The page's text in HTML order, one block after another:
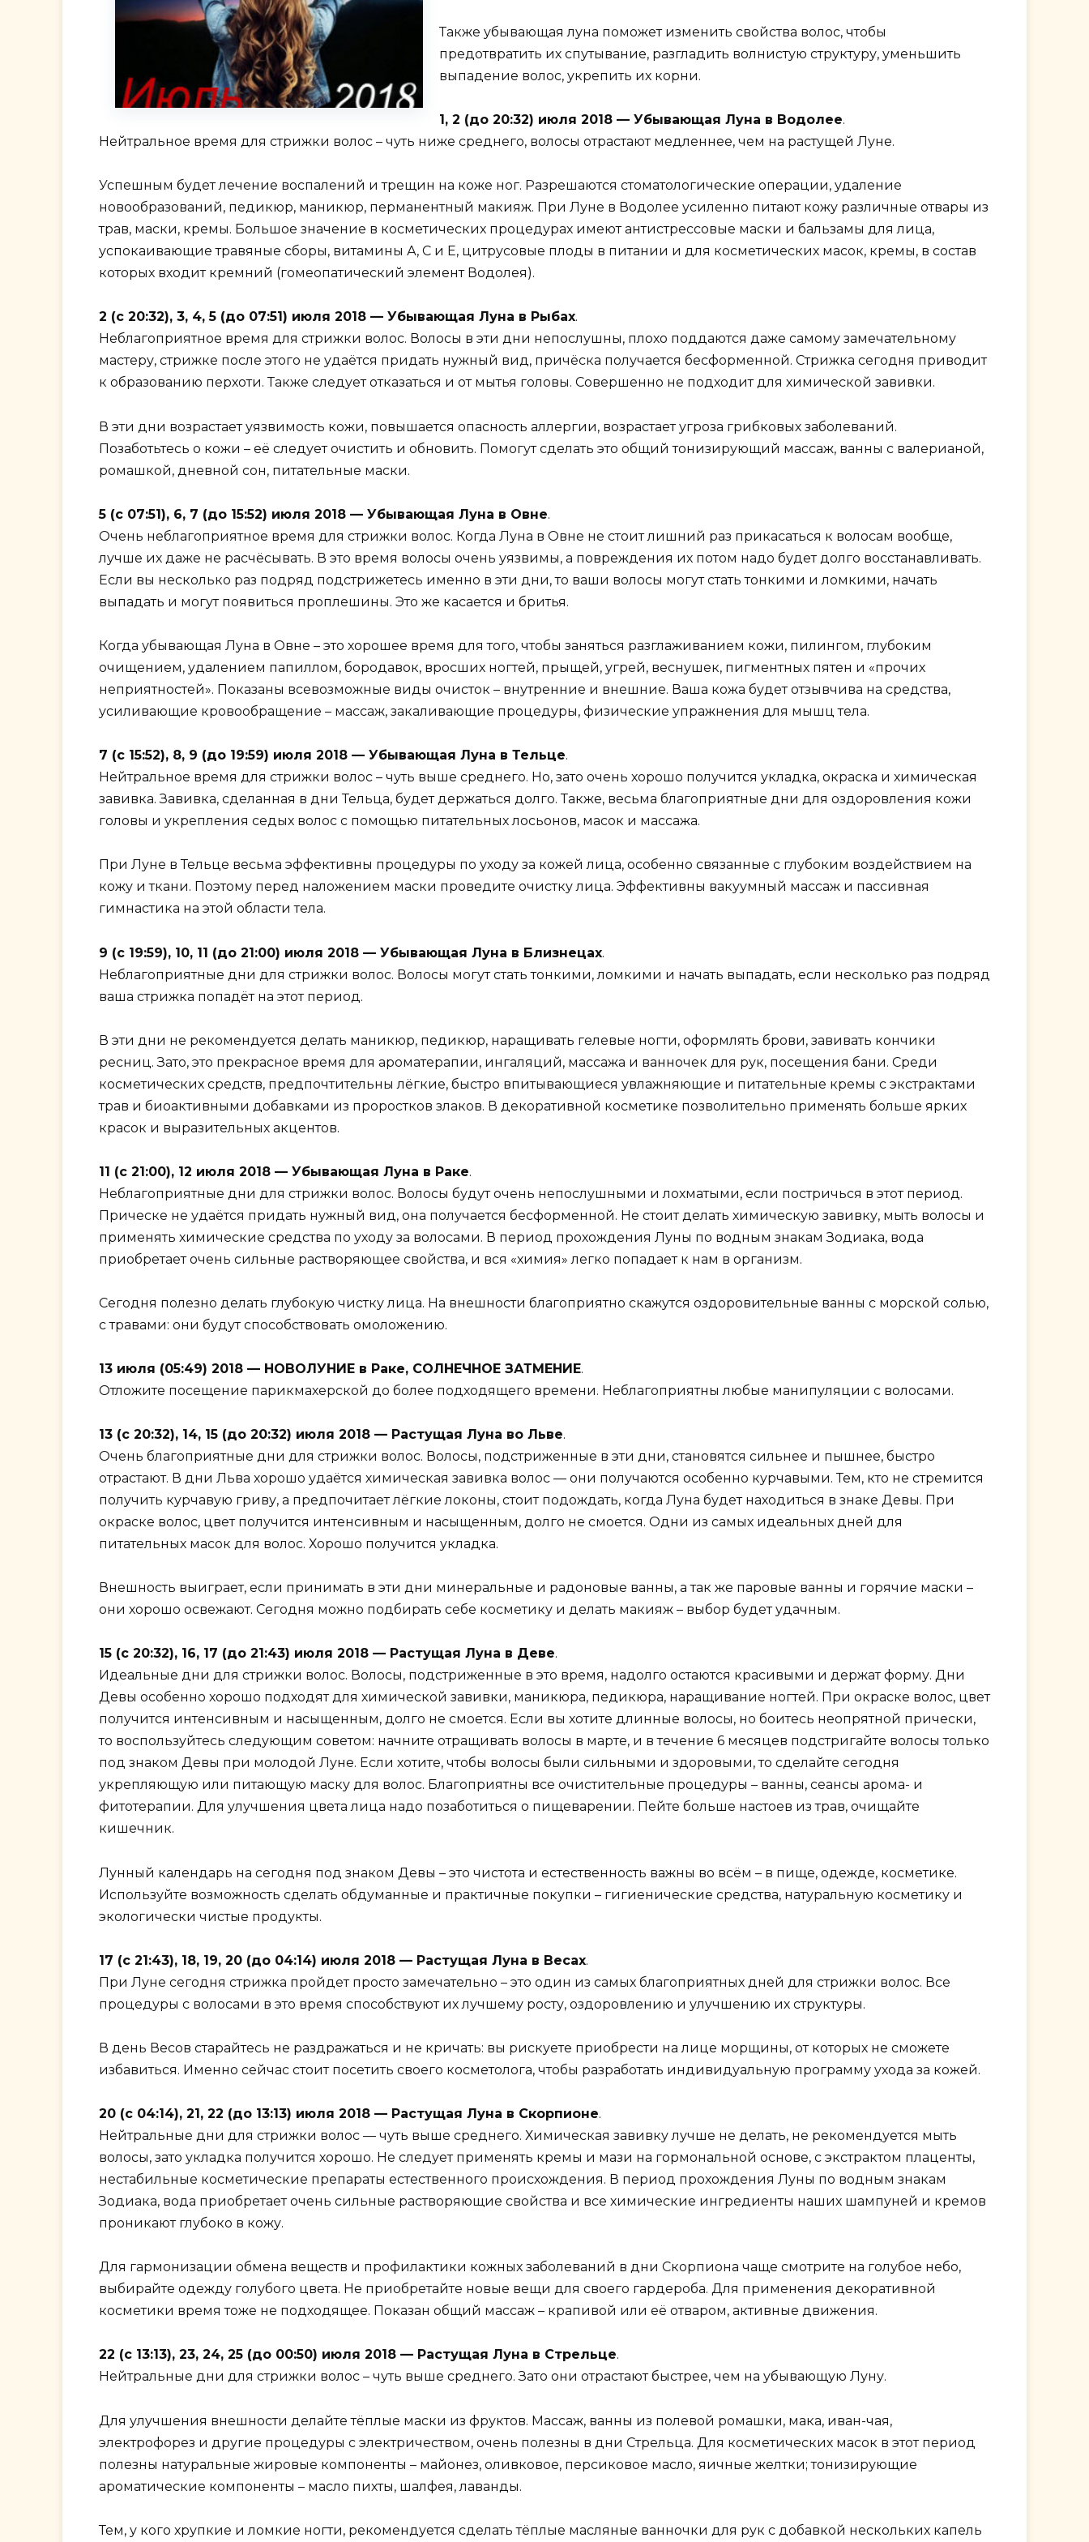
Также убывающая луна поможет изменить свойства волос, чтобы
предотвратить их спутывание, разгладить волнистую структуру, уменьшить
выпадение волос, укрепить их корни.
1, 2 (до 20:32) июля 2018 — Убывающая Луна в Водолее.
Нейтральное время для стрижки волос – чуть ниже среднего, волосы отрастают медленнее, чем на растущей Луне.
Успешным будет лечение воспалений и трещин на коже ног. Разрешаются стоматологические операции, удаление
новообразований, педикюр, маникюр, перманентный макияж. При Луне в Водолее усиленно питают кожу различные отвары из
трав, маски, кремы. Большое значение в косметических процедурах имеют антистрессовые маски и бальзамы для лица,
успокаивающие травяные сборы, витамины А, С и Е, цитрусовые плоды в питании и для косметических масок, кремы, в состав
которых входит кремний (гомеопатический элемент Водолея).
2 (с 20:32), 3, 4, 5 (до 07:51) июля 2018 — Убывающая Луна в Рыбах.
Неблагоприятное время для стрижки волос. Волосы в эти дни непослушны, плохо поддаются даже самому замечательному
мастеру, стрижке после этого не удаётся придать нужный вид, причёска получается бесформенной. Стрижка сегодня приводит
к образованию перхоти. Также следует отказаться и от мытья головы. Совершенно не подходит для химической завивки.
В эти дни возрастает уязвимость кожи, повышается опасность аллергии, возрастает угроза грибковых заболеваний.
Позаботьтесь о кожи – её следует очистить и обновить. Помогут сделать это общий тонизирующий массаж, ванны с валерианой,
ромашкой, дневной сон, питательные маски.
5 (с 07:51), 6, 7 (до 15:52) июля 2018 — Убывающая Луна в Овне.
Очень неблагоприятное время для стрижки волос. Когда Луна в Овне не стоит лишний раз прикасаться к волосам вообще,
лучше их даже не расчёсывать. В это время волосы очень уязвимы, а повреждения их потом надо будет долго восстанавливать.
Если вы несколько раз подряд подстрижетесь именно в эти дни, то ваши волосы могут стать тонкими и ломкими, начать
выпадать и могут появиться проплешины. Это же касается и бритья.
Когда убывающая Луна в Овне – это хорошее время для того, чтобы заняться разглаживанием кожи, пилингом, глубоким
очищением, удалением папиллом, бородавок, вросших ногтей, прыщей, угрей, веснушек, пигментных пятен и «прочих
неприятностей». Показаны всевозможные виды очисток – внутренние и внешние. Ваша кожа будет отзывчива на средства,
усиливающие кровообращение – массаж, закаливающие процедуры, физические упражнения для мышц тела.
7 (с 15:52), 8, 9 (до 19:59) июля 2018 — Убывающая Луна в Тельце.
Нейтральное время для стрижки волос – чуть выше среднего. Но, зато очень хорошо получится укладка, окраска и химическая
завивка. Завивка, сделанная в дни Тельца, будет держаться долго. Также, весьма благоприятные дни для оздоровления кожи
головы и укрепления седых волос с помощью питательных лосьонов, масок и массажа.
При Луне в Тельце весьма эффективны процедуры по уходу за кожей лица, особенно связанные с глубоким воздействием на
кожу и ткани. Поэтому перед наложением маски проведите очистку лица. Эффективны вакуумный массаж и пассивная
гимнастика на этой области тела.
9 (с 19:59), 10, 11 (до 21:00) июля 2018 — Убывающая Луна в Близнецах.
Неблагоприятные дни для стрижки волос. Волосы могут стать тонкими, ломкими и начать выпадать, если несколько раз подряд
ваша стрижка попадёт на этот период.
В эти дни не рекомендуется делать маникюр, педикюр, наращивать гелевые ногти, оформлять брови, завивать кончики
ресниц. Зато, это прекрасное время для ароматерапии, ингаляций, массажа и ванночек для рук, посещения бани. Среди
косметических средств, предпочтительны лёгкие, быстро впитывающиеся увлажняющие и питательные кремы с экстрактами
трав и биоактивными добавками из проростков злаков. В декоративной косметике позволительно применять больше ярких
красок и выразительных акцентов.
11 (с 21:00), 12 июля 2018 — Убывающая Луна в Раке.
Неблагоприятные дни для стрижки волос. Волосы будут очень непослушными и лохматыми, если постричься в этот период.
Прическе не удаётся придать нужный вид, она получается бесформенной. Не стоит делать химическую завивку, мыть волосы и
применять химические средства по уходу за волосами. В период прохождения Луны по водным знакам Зодиака, вода
приобретает очень сильные растворяющее свойства, и вся «химия» легко попадает к нам в организм.
Сегодня полезно делать глубокую чистку лица. На внешности благоприятно скажутся оздоровительные ванны с морской солью,
с травами: они будут способствовать омоложению.
13 июля (05:49) 2018 — НОВОЛУНИЕ в Раке, СОЛНЕЧНОЕ ЗАТМЕНИЕ.
Отложите посещение парикмахерской до более подходящего времени. Неблагоприятны любые манипуляции с волосами.
13 (с 20:32), 14, 15 (до 20:32) июля 2018 — Растущая Луна во Льве.
Очень благоприятные дни для стрижки волос. Волосы, подстриженные в эти дни, становятся сильнее и пышнее, быстро
отрастают. В дни Льва хорошо удаётся химическая завивка волос — они получаются особенно курчавыми. Тем, кто не стремится
получить курчавую гриву, а предпочитает лёгкие локоны, стоит подождать, когда Луна будет находиться в знаке Девы. При
окраске волос, цвет получится интенсивным и насыщенным, долго не смоется. Одни из самых идеальных дней для
питательных масок для волос. Хорошо получится укладка.
Внешность выиграет, если принимать в эти дни минеральные и радоновые ванны, а так же паровые ванны и горячие маски –
они хорошо освежают. Сегодня можно подбирать себе косметику и делать макияж – выбор будет удачным.
15 (с 20:32), 16, 17 (до 21:43) июля 2018 — Растущая Луна в Деве.
Идеальные дни для стрижки волос. Волосы, подстриженные в это время, надолго остаются красивыми и держат форму. Дни
Девы особенно хорошо подходят для химической завивки, маникюра, педикюра, наращивание ногтей. При окраске волос, цвет
получится интенсивным и насыщенным, долго не смоется. Если вы хотите длинные волосы, но боитесь неопрятной прически,
то воспользуйтесь следующим советом: начните отращивать волосы в марте, и в течение 6 месяцев подстригайте волосы только
под знаком Девы при молодой Луне. Если хотите, чтобы волосы были сильными и здоровыми, то сделайте сегодня
укрепляющую или питающую маску для волос. Благоприятны все очистительные процедуры – ванны, сеансы арома- и
фитотерапии. Для улучшения цвета лица надо позаботиться о пищеварении. Пейте больше настоев из трав, очищайте
кишечник.
Лунный календарь на сегодня под знаком Девы – это чистота и естественность важны во всём – в пище, одежде, косметике.
Используйте возможность сделать обдуманные и практичные покупки – гигиенические средства, натуральную косметику и
экологически чистые продукты.
17 (с 21:43), 18, 19, 20 (до 04:14) июля 2018 — Растущая Луна в Весах.
При Луне сегодня стрижка пройдет просто замечательно – это один из самых благоприятных дней для стрижки волос. Все
процедуры с волосами в это время способствуют их лучшему росту, оздоровлению и улучшению их структуры.
В день Весов старайтесь не раздражаться и не кричать: вы рискуете приобрести на лице морщины, от которых не сможете
избавиться. Именно сейчас стоит посетить своего косметолога, чтобы разработать индивидуальную программу ухода за кожей.
20 (с 04:14), 21, 22 (до 13:13) июля 2018 — Растущая Луна в Скорпионе.
Нейтральные дни для стрижки волос — чуть выше среднего. Химическая завивку лучше не делать, не рекомендуется мыть
волосы, зато укладка получится хорошо. Не следует применять кремы и мази на гормональной основе, с экстрактом плаценты,
нестабильные косметические препараты естественного происхождения. В период прохождения Луны по водным знакам
Зодиака, вода приобретает очень сильные растворяющие свойства и все химические ингредиенты наших шампуней и кремов
проникают глубоко в кожу.
Для гармонизации обмена веществ и профилактики кожных заболеваний в дни Скорпиона чаще смотрите на голубое небо,
выбирайте одежду голубого цвета. Не приобретайте новые вещи для своего гардероба. Для применения декоративной
косметики время тоже не подходящее. Показан общий массаж – крапивой или её отваром, активные движения.
22 (с 13:13), 23, 24, 25 (до 00:50) июля 2018 — Растущая Луна в Стрельце.
Нейтральные дни для стрижки волос – чуть выше среднего. Зато они отрастают быстрее, чем на убывающую Луну.
Для улучшения внешности делайте тёплые маски из фруктов. Массаж, ванны из полевой ромашки, мака, иван-чая,
электрофорез и другие процедуры с электричеством, очень полезны в дни Стрельца. Для косметических масок в этот период
полезны натуральные жировые компоненты – майонез, оливковое, персиковое масло, яичные желтки; тонизирующие
ароматические компоненты – масло пихты, шалфея, лаванды.
Тем, у кого хрупкие и ломкие ногти, рекомендуется сделать тёплые масляные ванночки для рук с добавкой нескольких капель